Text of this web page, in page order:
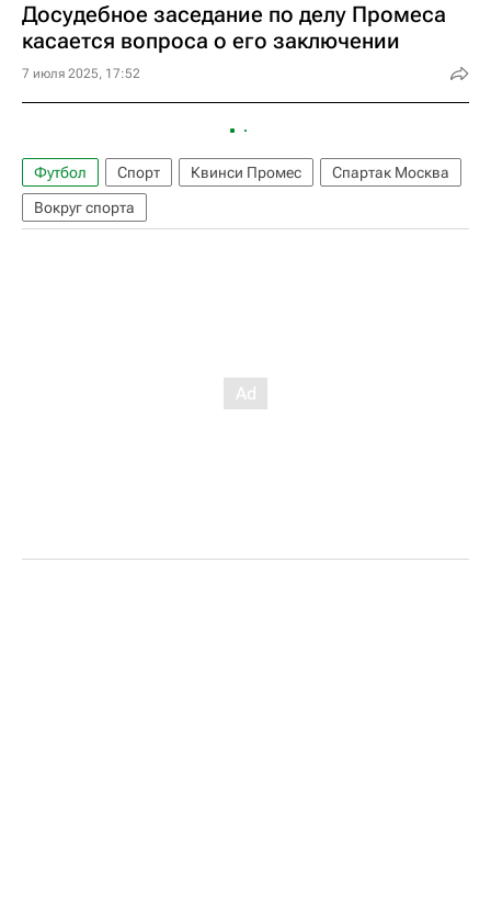
Досудебное заседание по делу Промеса
касается вопроса о его заключении
7 июля 2025, 17:52
Футбол Спорт Квинси Промес
Спартак Москва
Вокруг спорта